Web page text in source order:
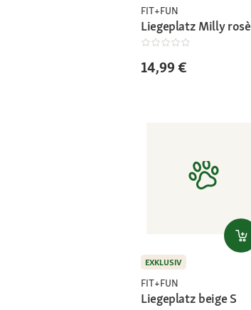
FIT+FUN
Liegeplatz Milly rosè
14,99 €
EXKLUSIV
FIT+FUN
Liegeplatz beige S